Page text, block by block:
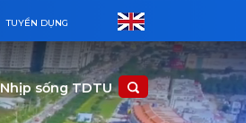
TUYỂN DỤNG
Nhịp sống TDTU